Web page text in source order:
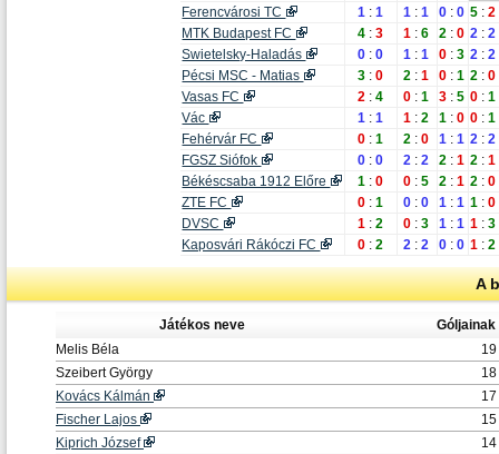
Ferencvárosi TC
1 : 1 1 : 1 0 : 0 5 : 2
MTK Budapest FC
4 : 3 1 : 6 2 : 0 2 : 2
Swietelsky-Haladás
0 : 0 1 : 1 0 : 3 2 : 2
Pécsi MSC - Matias
3 : 0 2 : 1 0 : 1 2 : 0
Vasas FC
2 : 4 0 : 1 3 : 5 0 : 1
Vác
1 : 1 1 : 2 1 : 0 0 : 1
Fehérvár FC
0 : 1 2 : 0 1 : 1 2 : 2
FGSZ Siófok
0 : 0 2 : 2 2 : 1 2 : 1
Békéscsaba 1912 Előre
1 : 0 0 : 5 2 : 1 2 : 0
ZTE FC
0 : 1 0 : 0 1 : 1 1 : 0
DVSC
1 : 2 0 : 3 1 : 1 1 : 3
Kaposvári Rákóczi FC
0 : 2 2 : 2 0 : 0 1 : 2
A
Játékos neve
Góljainak
Melis Béla
19
Szeibert György
18
Kovács Kálmán
17
Fischer Lajos
15
Kiprich József
14